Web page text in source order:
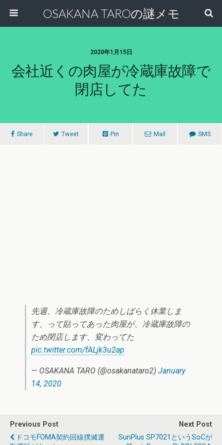
OSAKANA TAROの謎メモ
2020年1月15日
会社近くの肉屋が冷蔵庫故障で
閉店してた
Share Tweet Pin Mail SMS
先週、冷蔵庫故障のためしばらく休業しま
す、って貼ってあった肉屋が、冷蔵庫故障の
ため閉店します、変わってた
pic.twitter.com/fALjk3u2ap
— OSAKANA TARO (@osakanataro2) January
14, 2020
Previous Post
ドコモFOMA契約回線撲滅運
Next Post
SunPlus SP7021というSoCが